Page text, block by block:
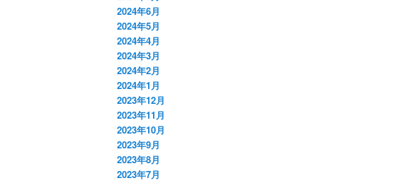
2024年6月
2024年5月
2024年4月
2024年3月
2024年2月
2024年1月
2023年12月
2023年11月
2023年10月
2023年9月
2023年8月
2023年7月